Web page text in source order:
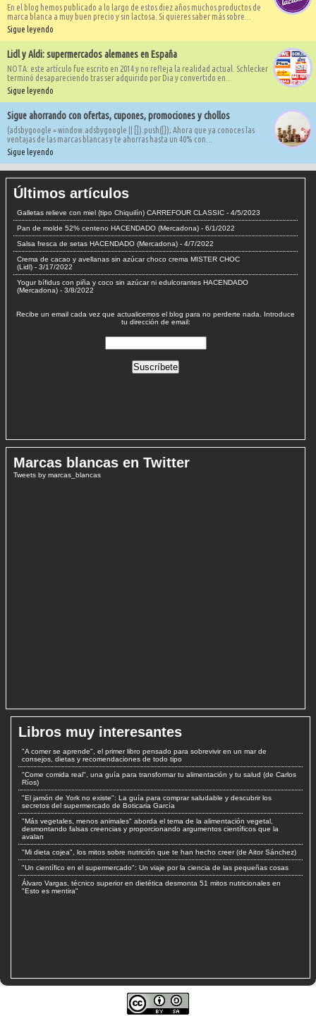
En el blog hemos publicado a lo largo de estos diez años muchos productos de
marca blanca a muy buen precio y sin lactosa. Si quieres saber más sobre...
Sigue leyendo
Lidl y Aldi: supermercados alemanes en España
NOTA: este artículo fue escrito en 2014 y no refleja la realidad actual. Schlecker
terminó desapareciendo tras ser adquirido por Dia y convertido en...
Sigue leyendo
Sigue ahorrando con ofertas, cupones, promociones y chollos
(adsbygoogle = window.adsbygoogle || []).push({}); Ahora que ya conoces las
ventajas de las marcas blancas y te ahorras hasta un 40% con...
Sigue leyendo
Últimos artículos
Galletas relieve con miel (tipo Chiquilín) CARREFOUR CLASSIC - 4/5/2023
Pan de molde 52% centeno HACENDADO (Mercadona) - 6/1/2022
Salsa fresca de setas HACENDADO (Mercadona) - 4/7/2022
Crema de cacao y avellanas sin azúcar choco crema MISTER CHOC
(Lidl) - 3/17/2022
Yogur bífidus con piña y coco sin azúcar ni edulcorantes HACENDADO
(Mercadona) - 3/8/2022
Recibe un email cada vez que actualicemos el blog para no perderte nada. Introduce
tu dirección de email:
Marcas blancas en Twitter
Tweets by marcas_blancas
Libros muy interesantes
"A comer se aprende", el primer libro pensado para sobrevivir en un mar de
consejos, dietas y recomendaciones de todo tipo
"Come comida real", una guía para transformar tu alimentación y tu salud (de Carlos
Ríos)
"El jamón de York no existe": La guía para comprar saludable y descubrir los
secretos del supermercado de Boticaria García
"Más vegetales, menos animales" aborda el tema de la alimentación vegetal,
desmontando falsas creencias y proporcionando argumentos científicos que la
avalan
"Mi dieta cojea", los mitos sobre nutrición que te han hecho creer (de Aitor Sánchez)
"Un científico en el supermercado": Un viaje por la ciencia de las pequeñas cosas
Álvaro Vargas, técnico superior en dietética desmonta 51 mitos nutricionales en
"Esto es mentira"